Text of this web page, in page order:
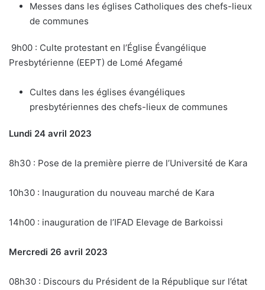
Messes dans les églises Catholiques des chefs-lieux
de communes
9h00 : Culte protestant en l’Église Évangélique
Presbytérienne (EEPT) de Lomé Afegamé
Cultes dans les églises évangéliques
presbytériennes des chefs-lieux de communes
Lundi 24 avril 2023
8h30 : Pose de la première pierre de l’Université de Kara
10h30 : Inauguration du nouveau marché de Kara
14h00 : inauguration de l’IFAD Elevage de Barkoissi
Mercredi 26 avril 2023
08h30 : Discours du Président de la République sur l’état